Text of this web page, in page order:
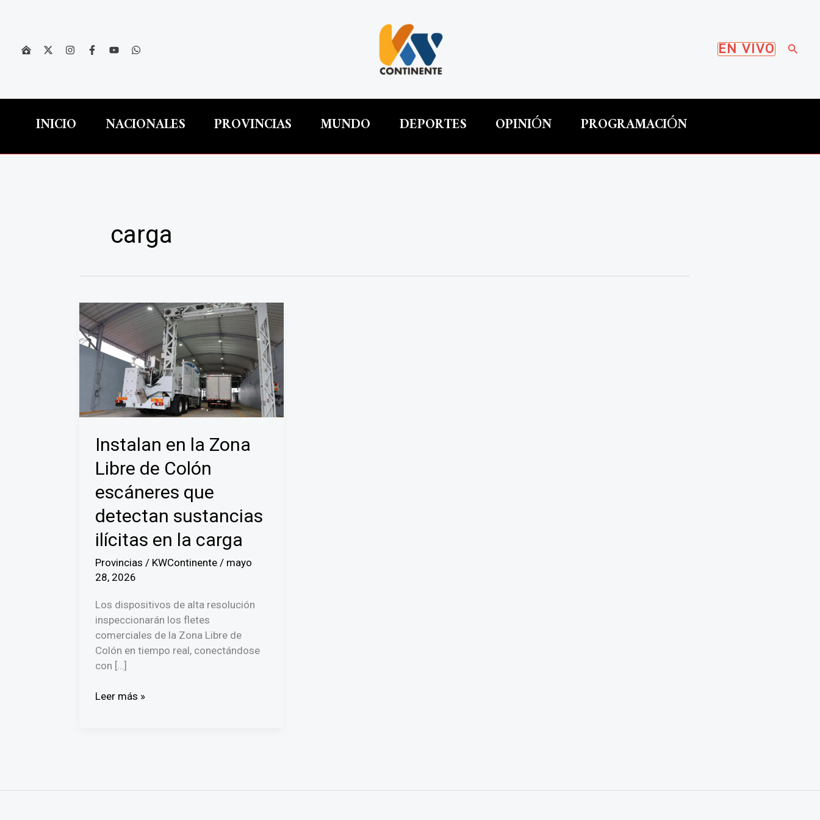
EN VIVO
INICIO NACIONALES PROVINCIAS MUNDO DEPORTES OPINIÓN PROGRAMACIÓN
carga
Instalan en la Zona
Libre de Colón
escáneres que
detectan sustancias
ilícitas en la carga
Provincias / KWContinente / mayo
28, 2026
Los dispositivos de alta resolución
inspeccionarán los fletes
comerciales de la Zona Libre de
Colón en tiempo real, conectándose
con […]
Instalan
Colón
Leer más »